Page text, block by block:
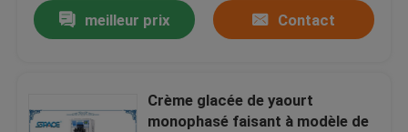
Produits
meilleur prix Contact
Crème glacée de yaourt
monophasé faisant à modèle de